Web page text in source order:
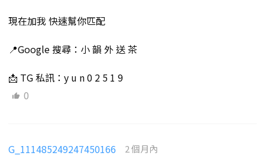
現在加我 快速幫你匹配
📍Google 搜尋：小 韻 外 送 茶
📩 TG 私訊：y u n 0 2 5 1 9
0
G_111485249247450166 2 個月內